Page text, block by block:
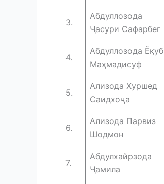
3.
Абдуллозода
Ҷасури Сафарбег
4.
Абдуллозода Ёқуб
Маҳмадисуф
5.
Ализода Хуршед
Саидхоҷа
6.
Ализода Парвиз
Шодмон
7.
Абдулхайрзода
Ҷамила